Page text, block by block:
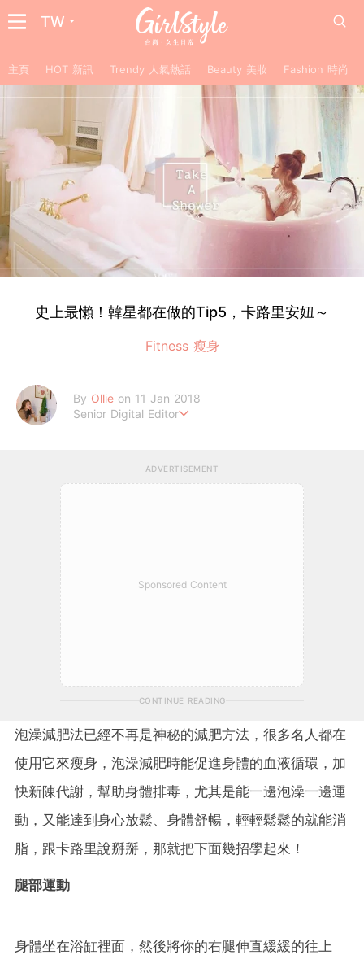
TW
主頁 HOT 新訊 Trendy 人氣熱話 Beauty 美妝 Fashion 時尚
史上最懶！韓星都在做的Tip5，卡路里安妞～
Fitness 瘦身
By Ollie on 11 Jan 2018
Senior Digital Editor
ADVERTISEMENT
Sponsored Content
CONTINUE READING
泡澡減肥法已經不再是神秘的減肥方法，很多名人都在
使用它來瘦身，泡澡減肥時能促進身體的血液循環，加
快新陳代謝，幫助身體排毒，尤其是能一邊泡澡一邊運
動，又能達到身心放鬆、身體舒暢，輕輕鬆鬆的就能消
脂，跟卡路里說掰掰，那就把下面幾招學起來！
腿部運動
身體坐在浴缸裡面，然後將你的右腿伸直緩緩的往上